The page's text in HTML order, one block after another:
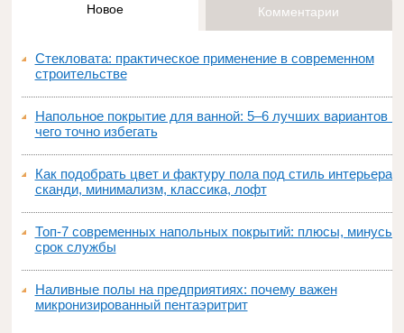
Новое Комментарии
Стекловата: практическое применение в современном
строительстве
Напольное покрытие для ванной: 5–6 лучших вариантов и
чего точно избегать
Как подобрать цвет и фактуру пола под стиль интерьера:
сканди, минимализм, классика, лофт
Топ‑7 современных напольных покрытий: плюсы, минусы,
срок службы
Наливные полы на предприятиях: почему важен
микронизированный пентаэритрит